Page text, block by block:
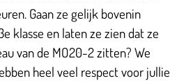
Gaan ze gelijk bovenin
klasse en laten ze zien dat ze
van de MO20-2 zitten? We
heel veel respect voor jullie